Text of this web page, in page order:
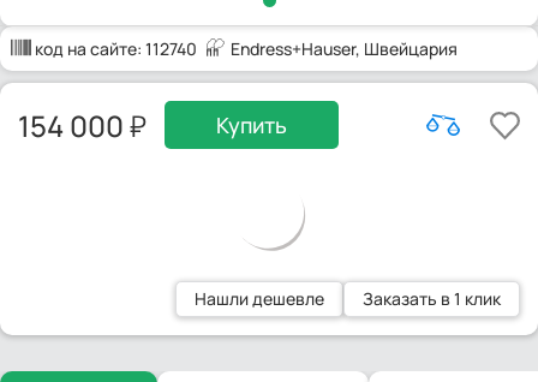
код на сайте: 112740 Endress+Hauser, Швейцария
154 000 Купить
Нашли дешевле Заказать в 1 клик